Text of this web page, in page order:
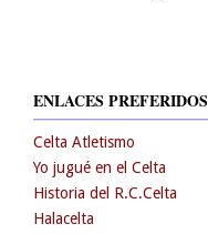
ENLACES PREFERIDOS
Celta Atletismo
Yo jugué en el Celta
Historia del R.C.Celta
Halacelta